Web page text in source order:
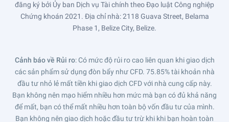
đăng ký bởi Ủy ban Dịch vụ Tài chính theo Đạo luật Công nghiệp
Chứng khoán 2021. Địa chỉ nhà: 2118 Guava Street, Belama
Phase 1, Belize City, Belize.
Cảnh báo về Rủi ro: Có mức độ rủi ro cao liên quan khi giao dịch
các sản phẩm sử dụng đòn bẩy như CFD. 75.85% tài khoản nhà
đầu tư nhỏ lẻ mất tiền khi giao dịch CFD với nhà cung cấp này.
Bạn không nên mạo hiểm nhiều hơn mức mà bạn có đủ khả năng
để mất, bạn có thể mất nhiều hơn toàn bộ vốn đầu tư của mình.
Bạn không nên giao dịch hoặc đầu tư trừ khi khi bạn hoàn toàn